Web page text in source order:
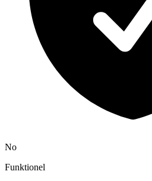
No
Funktionel